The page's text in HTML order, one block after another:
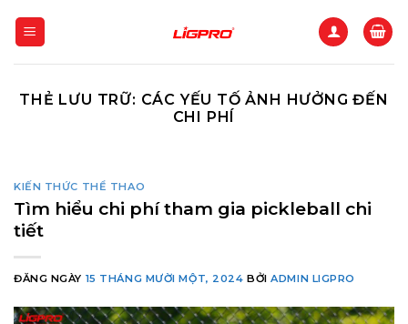
qua
THẺ LƯU TRỮ: CÁC YẾU TỐ ẢNH HƯỞNG ĐẾN
CHI PHÍ
KIẾN THỨC THỂ THAO
Tìm hiểu chi phí tham gia pickleball chi
tiết
ĐĂNG NGÀY 15 THÁNG MƯỜI MỘT, 2024 BỞIADMIN LIGPRO